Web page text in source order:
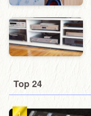
Top 24